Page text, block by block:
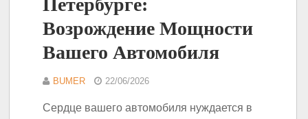
Петербурге:
Возрождение Мощности
Вашего Автомобиля
BUMER 22/06/2026
Сердце вашего автомобиля нуждается в